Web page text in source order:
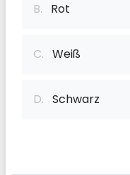
B. Rot
C. Weiß
D. Schwarz